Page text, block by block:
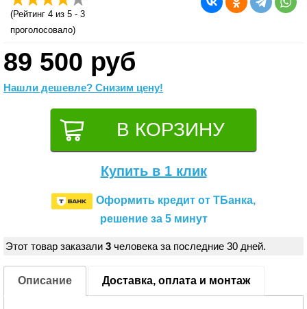
(Рейтинг 4 из 5 - 3
проголосовало)
89 500 руб
Нашли дешевле? Снизим цену!
Купить в 1 клик
Оформить кредит от ТБанка,
решение за 5 минут
Этот товар заказали 3 человека за последние 30 дней.
Описание Доставка, оплата и монтаж